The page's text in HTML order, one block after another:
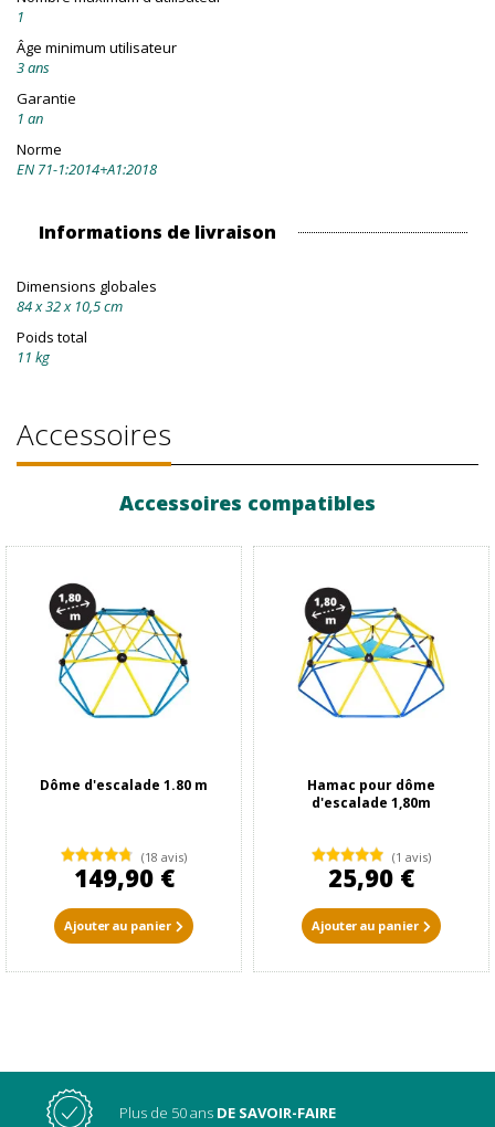
1
Âge minimum utilisateur
3 ans
Garantie
1 an
Norme
EN 71-1:2014+A1:2018
Informations de livraison
Dimensions globales
84 x 32 x 10,5 cm
Poids total
11 kg
Accessoires
Accessoires compatibles
Dôme d'escalade 1.80 m
(18 avis)
149,90 €
Ajouter au panier
Hamac pour dôme
d'escalade 1,80m
(1 avis)
25,90 €
Ajouter au panier
Plus de 50 ans DE SAVOIR-FAIRE